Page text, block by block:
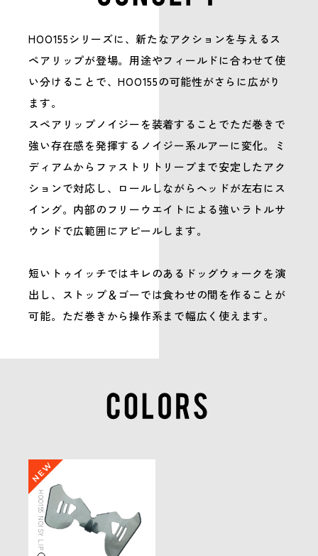
HOO155シリーズに、新たなアクションを与えるス
ペアリップが登場。用途やフィールドに合わせて使
い分けることで、HOO155の可能性がさらに広がり
ます。
スペアリップノイジーを装着することでただ巻きで
強い存在感を発揮するノイジー系ルアーに変化。ミ
ディアムからファストリトリーブまで安定したアク
ションで対応し、ロールしながらヘッドが左右にス
イング。内部のフリーウエイトによる強いラトルサ
ウンドで広範囲にアピールします。
短いトゥイッチではキレのあるドッグウォークを演
出し、ストップ＆ゴーでは食わせの間を作ることが
可能。ただ巻きから操作系まで幅広く使えます。
HOO155 NOISY LIP